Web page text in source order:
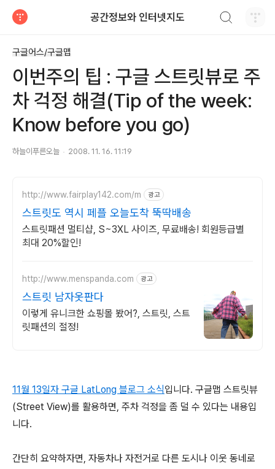
공간정보와 인터넷지도
구글어스/구글맵
이번주의 팁 : 구글 스트릿뷰로 주
차 걱정 해결(Tip of the week:
Know before you go)
하늘이푸른오늘 2008. 11. 16. 11:19
http://www.fairplay142.com/m 광고
스트릿도 역시 페플 오늘도착 뚝딱배송
스트릿패션 멀티샵, S~3XL 사이즈, 무료배송! 회원등급별
최대 20%할인!
http://www.menspanda.com 광고
스트릿 남자옷판다
이렇게 유니크한 쇼핑몰 봤어?, 스트릿, 스트
릿패션의 절정!
11월 13일자 구글 LatLong 블로그 소식입니다. 구글맵 스트릿뷰
(Street View)를 활용하면, 주차 걱정을 좀 덜 수 있다는 내용입
니다.
간단히 요약하자면, 자동차나 자전거로 다른 도시나 이웃 동네로